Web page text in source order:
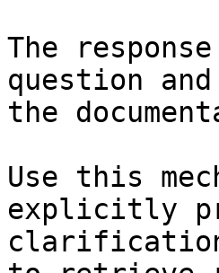
The
question
the
Use this
explicitly